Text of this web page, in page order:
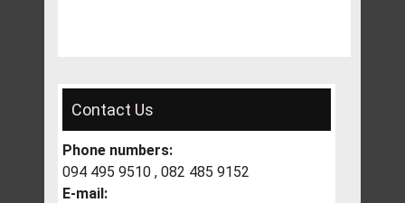
Contact Us
Phone numbers:
094 495 9510 , 082 485 9152
E-mail: